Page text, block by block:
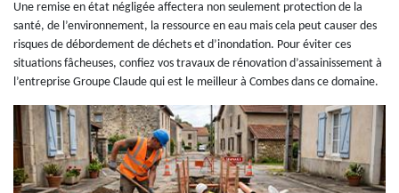
Une remise en état négligée affectera non seulement protection de la
santé, de l’environnement, la ressource en eau mais cela peut causer des
risques de débordement de déchets et d’inondation. Pour éviter ces
situations fâcheuses, confiez vos travaux de rénovation d’assainissement à
l’entreprise Groupe Claude qui est le meilleur à Combes dans ce domaine.